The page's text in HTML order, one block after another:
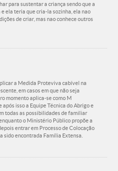
para sustentar a criança sendo que a
ela teria que cria-la sozinha, ela nao
de criar, mas nao conhece outros
a Medida Proteviva cabível na
em casos em que não seja
momento aplica-se como M
isso a Equipe Técnica do Abrigo e
todas as possibilidades de familiar
o Ministério Público propõe a
entrar em Processo de Colocação
sido encontrada Família Extensa.